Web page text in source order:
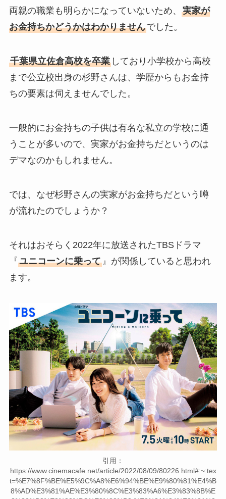
両親の職業も明らかになっていないため、 実家が
お金持ちかどうかはわかりませんでした。
千葉県立佐倉高校を卒業しており小学校から高校
まで公立校出身の杉野さんは、学歴からもお金持
ちの要素は伺えませんでした。
一般的にお金持ちの子供は有名な私立の学校に通
うことが多いので、実家がお金持ちだというのは
デマなのかもしれません。
では、なぜ杉野さんの実家がお金持ちだという噂
が流れたのでしょうか？
それはおそらく2022年に放送されたTBSドラマ
『ユニコーンに乗って』が関係していると思われ
ます。
引用：
https://www.cinemacafe.net/article/2022/08/09/80226.html#:~:tex
t=%E7%8F%BE%E5%9C%A8%E6%94%BE%E9%80%81%E4%B
8%AD%E3%81%AE%E3%80%8C%E3%83%A6%E3%83%8B%E